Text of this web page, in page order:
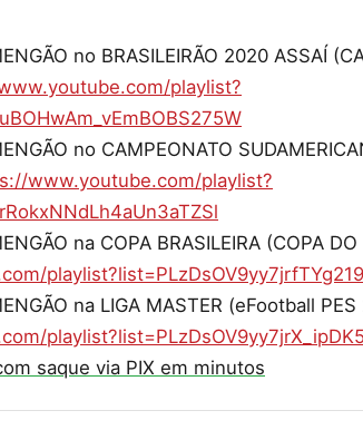
no BRASILEIRÃO 2020 ASSAÍ
playlist?
no CAMPEONATO
www.youtube.com/playlist?
na COPA BRASILEIRA (COPA DO
na LIGA MASTER (eFootball PES
saque via PIX em minutos